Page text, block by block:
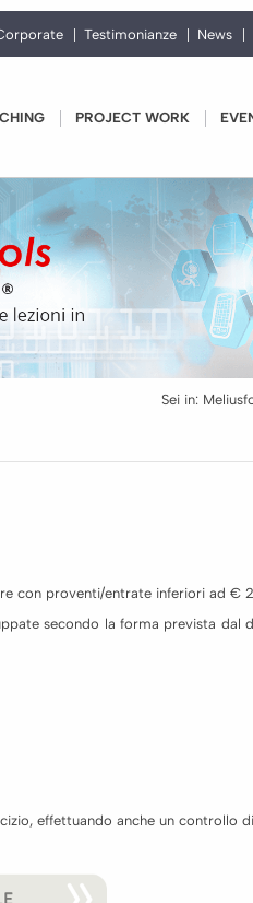
Testimonianze News
PROJECT WORK
Sei in:
con proventi/entrate inferiori ad €
secondo la forma prevista dal d.
effettuando anche un controllo